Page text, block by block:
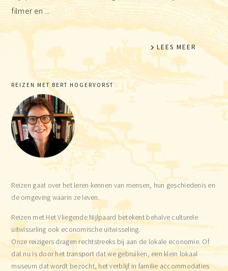
filmer en ...
LEES MEER
Primaire
Sidebar
REIZEN MET BERT HOGERVORST
Reizen gaat over het leren kennen van mensen, hun geschiedenis en
de omgeving waarin ze leven.
Reizen met Het Vliegende Nijlpaard betekent behalve culturele
uitwisseling ook economische uitwisseling.
Onze reizigers dragen rechtstreeks bij aan de lokale economie. Of
dat nu is door het transport dat we gebruiken, een klein lokaal
museum dat wordt bezocht, het verblijf in familie accommodaties